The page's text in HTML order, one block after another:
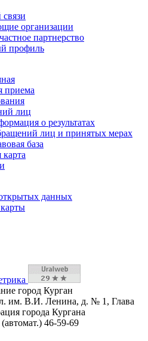
организации
партнерство
профиль
приема
лиц
о результатах
лиц и принятых мерах
база
карта
данных
город Курган
им. В.И. Ленина, д. № 1, Глава
города Кургана
46-59-69